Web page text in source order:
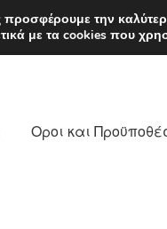
από 7 EUR
Οροι και
την
με τα cookies που